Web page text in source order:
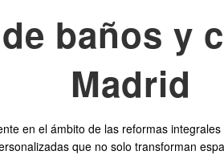
baños y
Madrid
en el ámbito de las reformas
que no solo transforman